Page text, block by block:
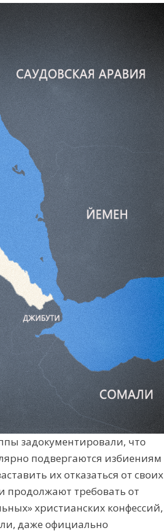
задокументировали, что
подвергаются избиениям
их отказаться от своих
продолжают требовать от
христианских конфессий,
даже официально